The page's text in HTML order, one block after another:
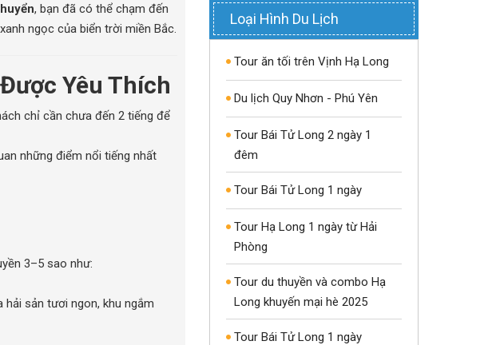
, bạn đã có thể chạm đến
ngọc của biển trời miền Bắc.
Yêu Thích
chỉ cần chưa đến 2 tiếng để
những điểm nổi tiếng nhất
3–5 sao như:
sản tươi ngon, khu ngắm
Loại Hình Du Lịch
Tour ăn tối trên Vịnh Hạ Long
Du lịch Quy Nhơn - Phú Yên
Tour Bái Tử Long 2 ngày 1
đêm
Tour Bái Tử Long 1 ngày
Tour Hạ Long 1 ngày từ Hải
Phòng
Tour du thuyền và combo Hạ
Long khuyến mại hè 2025
Tour Bái Tử Long 1 ngày